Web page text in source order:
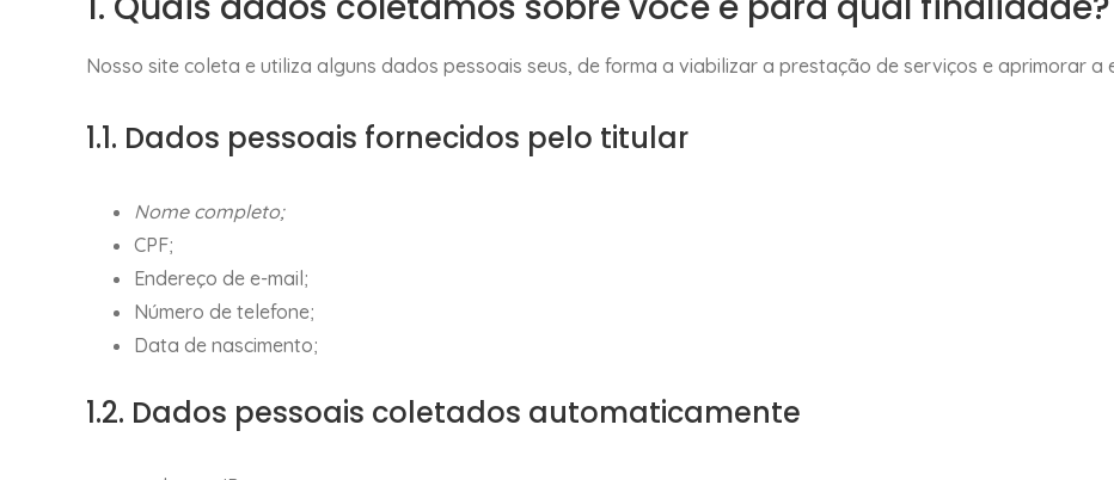
Nosso site coleta e utiliza alguns dados pessoais seus, de forma a viabilizar a prestação de serviços e aprimorar a
1.1. Dados pessoais fornecidos pelo titular
Nome completo;
CPF;
Endereço de e-mail;
Número de telefone;
Data de nascimento;
1.2. Dados pessoais coletados automaticamente